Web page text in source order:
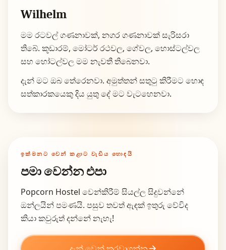
Wilhelm
මම රටවල් ගණනාවක්, නගර ගණනාවක් සැරිසරා
තිබේ. කූඩාරම්, මෝටර් රථවල, ගේවල, හොස්ටල්වල
සහ හෝටල්වල මම නැවතී තිබෙනවා.
දැන් මට ඔබ තේරෙනවා. අමුත්තන් සතුටු කිරීමට හොඳ
සත්කාරකයෙකු දිය යුතු දේ මට වැටහෙනවා.
ඉක්මනට වෙන් කළාට වැඩිය හොඳයි
පමා වෙන්න එපා
Popcorn Hostel වෙන්කිරීම් සියල්ල සිදුවන්නේ
ඔන්ලයින් පමණයි. පසුව තවත් ඇඳක් ඉතුරු වේවිද
කියා කවුරුත් දන්නේ නැහැ!